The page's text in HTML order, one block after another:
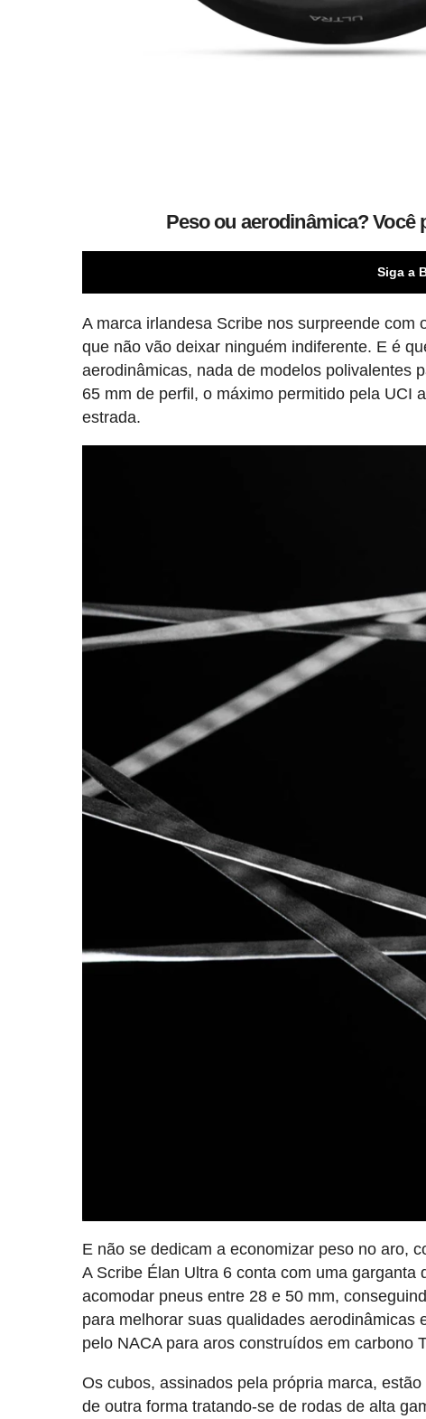
Peso ou aerodinâmica? Você
Siga a
A marca irlandesa Scribe nos surpreende
que não vão deixar ninguém indiferente. E é
aerodinâmicas, nada de modelos polivalentes
65 mm de perfil, o máximo permitido pela UCI
estrada.
E não se dedicam a economizar peso no aro,
A Scribe Élan Ultra 6 conta com uma
acomodar pneus entre 28 e 50 mm,
para melhorar suas qualidades
pelo NACA para aros construídos em carbono
Os cubos, assinados pela própria marca,
de outra forma tratando-se de rodas de alta